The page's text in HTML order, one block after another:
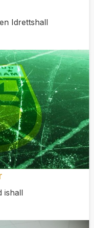
Idrettshall
ishall